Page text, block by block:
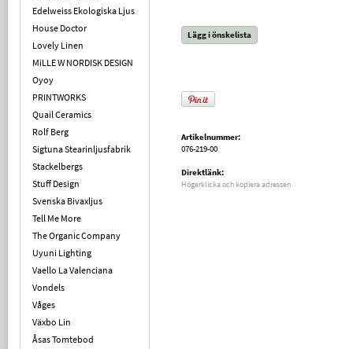
Edelweiss Ekologiska Ljus
House Doctor
Lovely Linen
MiLLE W NORDISK DESIGN
Oyoy
PRINTWORKS
Quail Ceramics
Rolf Berg
Sigtuna Stearinljusfabrik
Stackelbergs
Stuff Design
Svenska Bivaxljus
Tell Me More
The Organic Company
Uyuni Lighting
Vaello La Valenciana
Vondels
Våges
Växbo Lin
Åsas Tomtebod
Lägg i önskelista
Artikelnummer:
076-219-00
Direktlänk:
Högerklicka och kopiera adressen